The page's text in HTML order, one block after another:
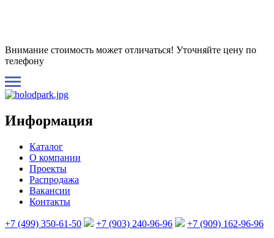
Внимание стоимость может отличаться! Уточняйте цену по
телефону
Информация
Каталог
О компании
Проекты
Распродажа
Вакансии
Контакты
+7 (499) 350-61-50 +7 (903) 240-96-96
+7 (909) 162-96-96